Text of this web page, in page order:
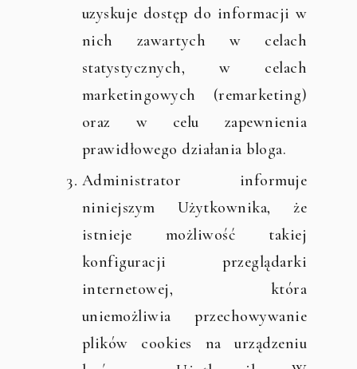
uzyskuje dostęp do informacji w
nich zawartych w celach
statystycznych, w celach
marketingowych (remarketing)
oraz w celu zapewnienia
prawidłowego działania bloga.
Administrator informuje
niniejszym Użytkownika, że
istnieje możliwość takiej
konfiguracji przeglądarki
internetowej, która
uniemożliwia przechowywanie
plików cookies na urządzeniu